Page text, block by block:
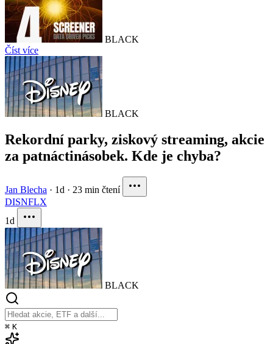
BLACK
Číst více
BLACK
Rekordní parky, ziskový streaming, akcie
za patnáctinásobek. Kde je chyba?
Jan Blecha · 1d · 23 min čtení
DISNFLX
1d
BLACK
⌘ K